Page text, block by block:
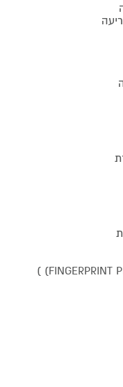
ציפוי VCM דוחה טביעות אצבע (FINGERPRINT PROOF) )